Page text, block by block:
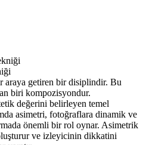
araya getiren bir disiplindir. Bu
biri kompozisyondur.
değerini belirleyen temel
asimetri, fotoğraflara dinamik ve
önemli bir rol oynar. Asimetrik
ve izleyicinin dikkatini